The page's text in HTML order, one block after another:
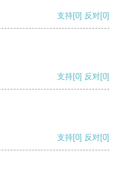
支持[0] 反对[0]
支持[0] 反对[0]
支持[0] 反对[0]